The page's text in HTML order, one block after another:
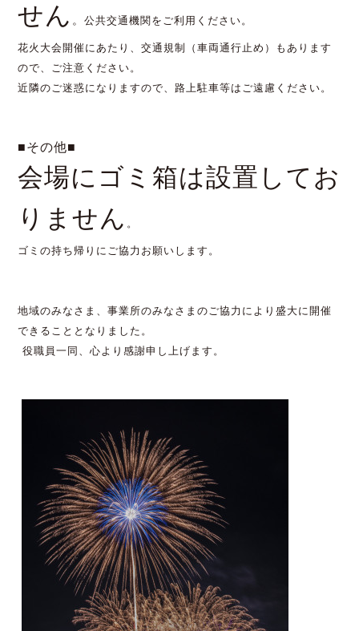
せん 。公共交通機関をご利用ください。
花火大会開催にあたり、交通規制（車両通行止め）もあります
ので、ご注意ください。
近隣のご迷惑になりますので、路上駐車等はご遠慮ください。
■その他■
会場にゴミ箱は設置してお
りません 。
ゴミの持ち帰りにご協力お願いします。
地域のみなさま、事業所のみなさまのご協力により盛大に開催
できることとなりました。
役職員一同、心より感謝申し上げます。